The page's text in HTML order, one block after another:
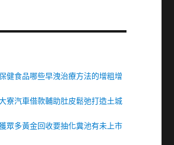
健食品哪些早洩治療方法的增粗增
寮汽車借款輔助肚皮鬆弛打造土城
眾多黃金回收要抽化糞池有未上市